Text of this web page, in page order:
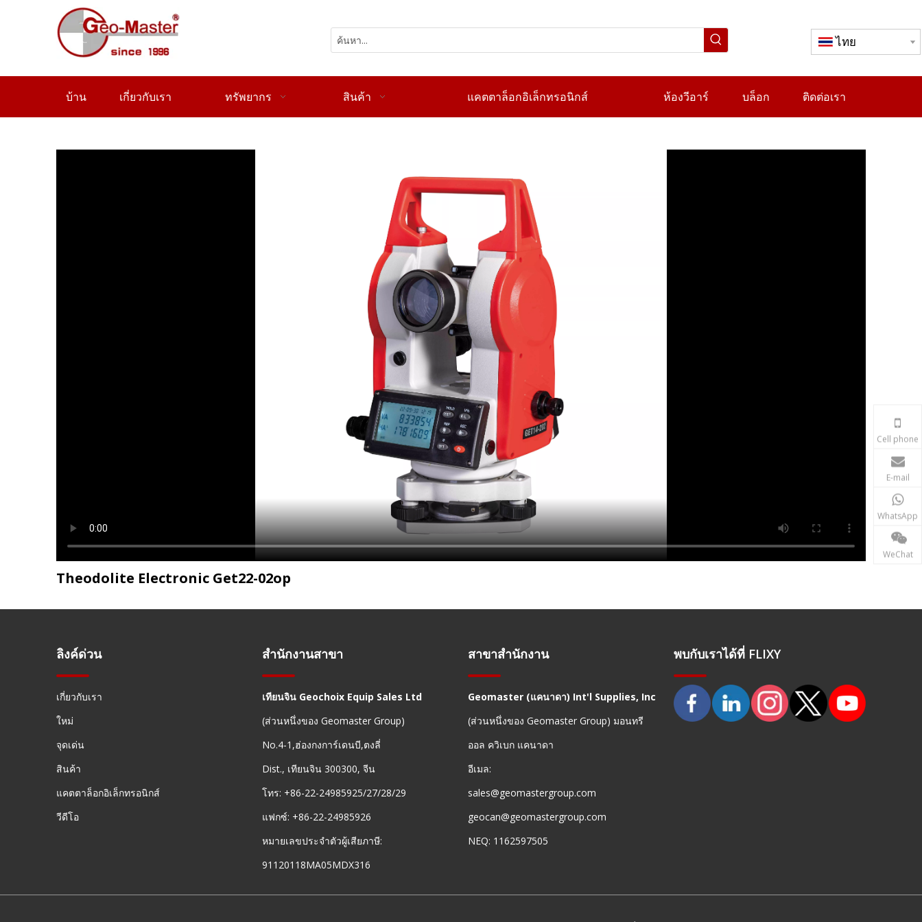
ไทย
บ้าน เกี่ยวกับเรา ทรัพยากร สินค้า แคตตาล็อกอิเล็กทรอนิกส์ ห้องวีอาร์ บล็อก ติดต่อเรา
Theodolite Electronic Get22-02op
ลิงค์ด่วน
เกี่ยวกับเรา
ใหม่
จุดเด่น
สินค้า
แคตตาล็อกอิเล็กทรอนิกส์
วีดีโอ
Cell phone
E-mail
WhatsApp
WeChat
สำนักงานสาขา
เทียนจิน Geochoix Equip Sales Ltd
(ส่วนหนึ่งของ Geomaster Group)
No.4-1,ฮ่องกงการ์เดนบี,ตงลี่
Dist., เทียนจิน 300300, จีน
โทร: +86-22-24985925/27/28/29
แฟกซ์: +86-22-24985926
หมายเลขประจำตัวผู้เสียภาษี:
91120118MA05MDX316
สาขาสำนักงาน
Geomaster (แคนาดา) Int'l Supplies, Inc
(ส่วนหนึ่งของ Geomaster Group) มอนทรี
ออล ควิเบก แคนาดา
อีเมล:
sales@geomastergroup.com
geocan@geomastergroup.com
NEQ: 1162597505
พบกับเราได้ที่ FLIXY